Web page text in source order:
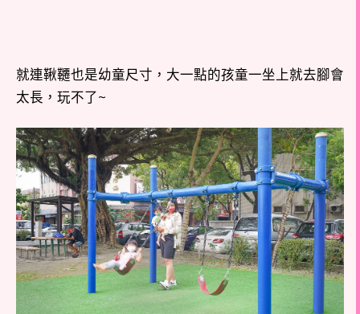
就連鞦韆也是幼童尺寸，大一點的孩童一坐上就去腳會
太長，玩不了~